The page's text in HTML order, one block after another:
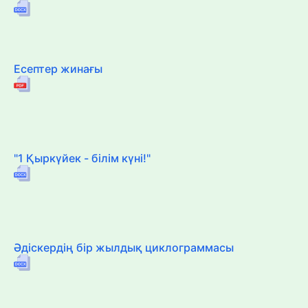
Есептер жинағы
"1 Қыркүйек - білім күні!"
Әдіскердің бір жылдық циклограммасы